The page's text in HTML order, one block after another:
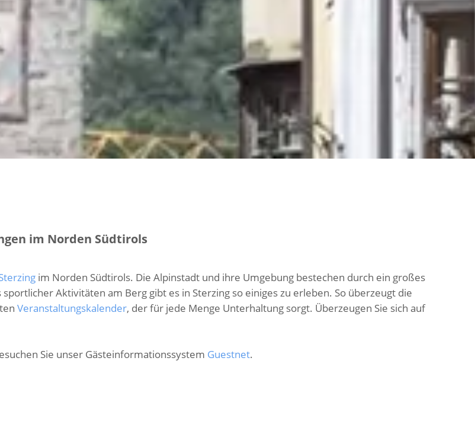
im Norden Südtirols
im Norden Südtirols. Die Alpinstadt und ihre Umgebung bestechen durch ein großes
sportlicher Aktivitäten am Berg gibt es in Sterzing so einiges zu erleben. So überzeugt die
Veranstaltungskalender, der für jede Menge Unterhaltung sorgt. Überzeugen Sie sich auf
Sie unser Gästeinformationssystem Guestnet.